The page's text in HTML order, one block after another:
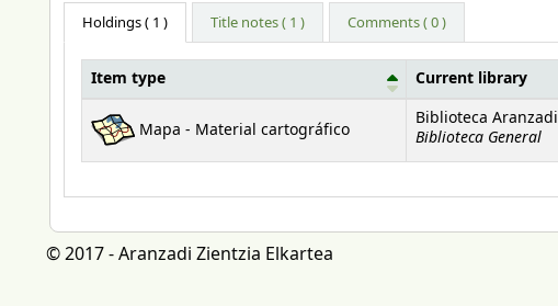
Holdings( 1 ) Title notes ( 1 ) Comments ( 0 )
Holdings
Item type Current library
Mapa - Material cartográfico
Biblioteca Aranzadi
Biblioteca General
© 2017 - Aranzadi Zientzia Elkartea